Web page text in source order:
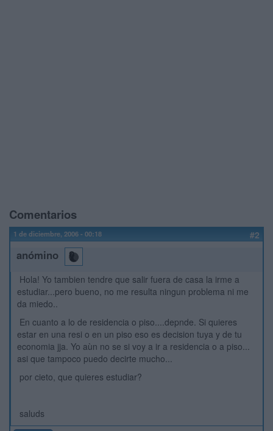
Comentarios
1 de diciembre, 2006 - 00:18 #2
anómino
Hola! Yo tambien tendre que salir fuera de casa la irme a
estudiar...pero bueno, no me resulta ningun problema ni me
da miedo..
En cuanto a lo de residencia o piso....depnde. Si quieres
estar en una resi o en un piso eso es decision tuya y de tu
economia jja. Yo aùn no se si voy a ir a residencia o a piso...
asi que tampoco puedo decirte mucho...
por cieto, que quieres estudiar?
saluds